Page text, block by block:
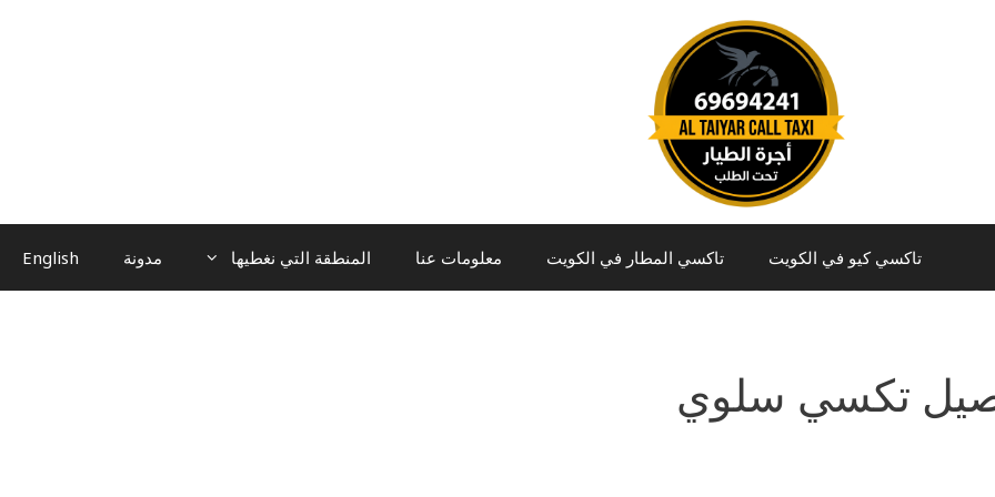
تاكسي كيو في الكويت تاكسي المطار في الكويت معلومات عنا المنطقة التي نغطيها مدونة English
تكسي سلوي